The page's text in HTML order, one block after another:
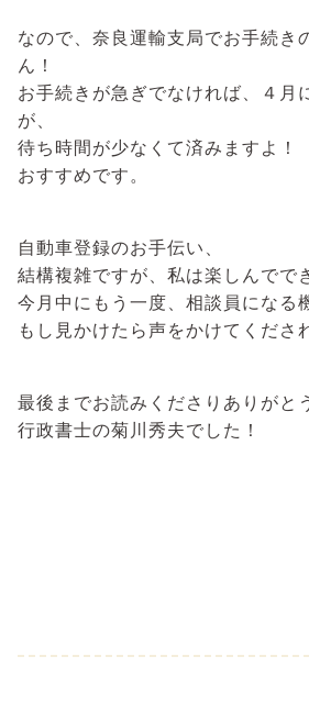
なので、奈良運輸支局でお手続き
ん！
お手続きが急ぎでなければ、４月
が、
待ち時間が少なくて済みますよ！
おすすめです。
自動車登録のお手伝い、
結構複雑ですが、私は楽しんでで
今月中にもう一度、相談員になる
もし見かけたら声をかけてくださ
最後までお読みくださりありがと
行政書士の菊川秀夫でした！